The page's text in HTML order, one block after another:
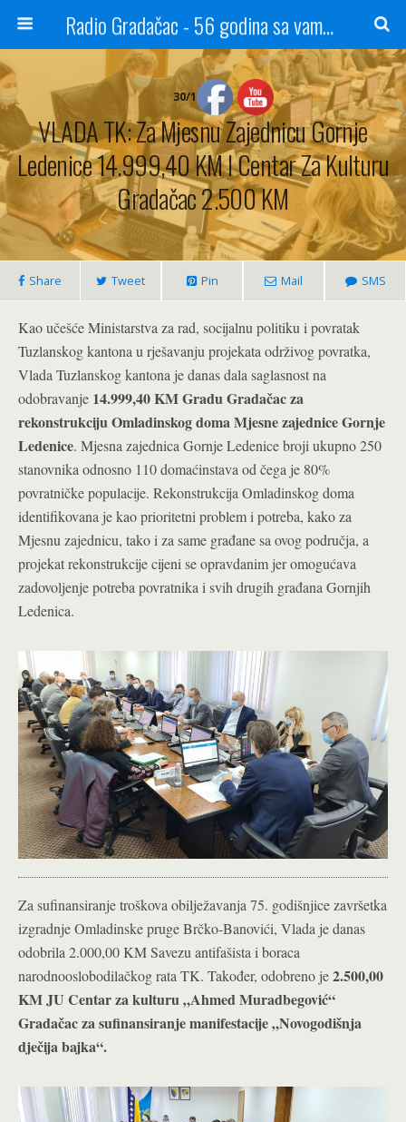
Radio Gradačac - 56 godina sa vama...
30/11/2021
VLADA TK: Za Mjesnu Zajednicu Gornje
Ledenice 14.999,40 KM I Centar Za Kulturu
Gradačac 2.500 KM
Share Tweet Pin Mail SMS
Kao učešće Ministarstva za rad, socijalnu politiku i povratak
Tuzlanskog kantona u rješavanju projekata održivog povratka,
Vlada Tuzlanskog kantona je danas dala saglasnost na
odobravanje 14.999,40 KM Gradu Gradačac za
rekonstrukciju Omladinskog doma Mjesne zajednice Gornje
Ledenice. Mjesna zajednica Gornje Ledenice broji ukupno 250
stanovnika odnosno 110 domaćinstava od čega je 80%
povratničke populacije. Rekonstrukcija Omladinskog doma
identifikovana je kao prioritetni problem i potreba, kako za
Mjesnu zajednicu, tako i za same građane sa ovog područja, a
projekat rekonstrukcije cijeni se opravdanim jer omogućava
zadovoljenje potreba povratnika i svih drugih građana Gornjih
Ledenica.
Za sufinansiranje troškova obilježavanja 75. godišnjice završetka
izgradnje Omladinske pruge Brčko-Banovići, Vlada je danas
odobrila 2.000,00 KM Savezu antifašista i boraca
narodnooslobodilačkog rata TK. Također, odobreno je2.500,00
KM JU Centar za kulturu „Ahmed Muradbegović“
Gradačac za sufinansiranje manifestacije „Novogodišnja
dječija bajka“.